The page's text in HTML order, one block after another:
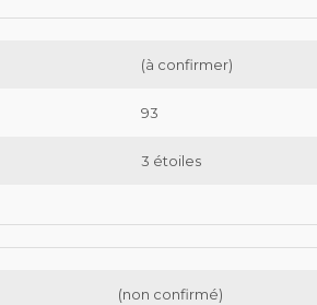
(à confirmer)
93
3 étoiles
(non confirmé)